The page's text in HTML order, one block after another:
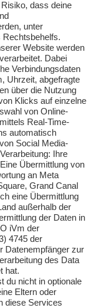
dass deine
unter
Rechtsbehelfs.
Website werden
Dabei
Verbindungsdaten
Uhrzeit, abgefragte
über die Nutzung
Klicks auf einzelne
von Online-
Real-Time-
automatisch
Social Media-
Ihre
Übermittlung von
an Meta
Grand Canal
eine Übermittlung
außerhalb der
der Daten in
iVm der
4745 der
Datenempfänger zur
des Data
hat.
du nicht in optionale
Eltern oder
diese Services